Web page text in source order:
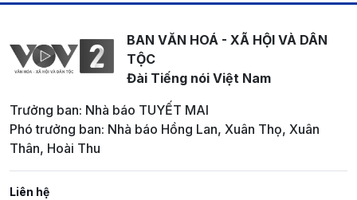
BAN VĂN HOÁ - XÃ HỘI VÀ DÂN
TỘC
Đài Tiếng nói Việt Nam
Trưởng ban: Nhà báo TUYẾT MAI
Phó trưởng ban: Nhà báo Hồng Lan, Xuân Thọ, Xuân
Thân, Hoài Thu
Liên hệ